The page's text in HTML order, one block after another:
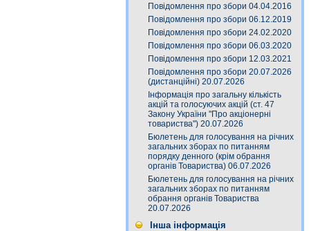
Повідомлення про збори 04.04.2016
Повідомлення про збори 06.12.2019
Повідомлення про збори 24.02.2020
Повідомлення про збори 06.03.2020
Повідомлення про збори 12.03.2021
Повідомлення про збори 20.07.2026
(дистанційні) 20.07.2026
Інформація про загальну кількість
акцій та голосуючих акцій (ст. 47
Закону України "Про акціонерні
товариства") 20.07.2026
Бюлетень для голосування на річних
загальних зборах по питанням
порядку денного (крім обрання
органів Товариства) 06.07.2026
Бюлетень для голосування на річних
загальних зборах по питанням
обрання органів Товариства
20.07.2026
Інша інформація